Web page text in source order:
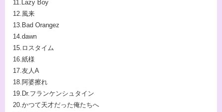
11.Lazy Boy
12.風来
13.Bad Orangez
14.dawn
15.ロスタイム
16.紙様
17.友人A
18.阿婆擦れ
19.Dr.フランケンシュタイン
20.かつて天才だった俺たちへ